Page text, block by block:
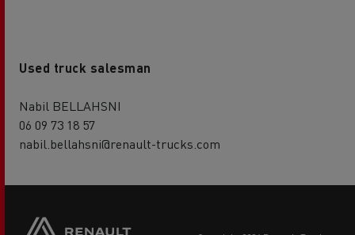
Used truck salesman
Nabil BELLAHSNI
06 09 73 18 57
nabil.bellahsni@renault-trucks.com